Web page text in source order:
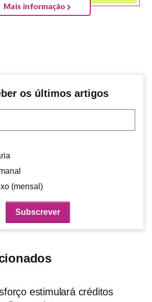
os últimos artigos
(mensal)
estimulará créditos